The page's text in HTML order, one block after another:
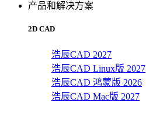
产品和解决方案
2D CAD
浩辰CAD 2027
浩辰CAD Linux版 2027
浩辰CAD 鸿蒙版 2026
浩辰CAD Mac版 2027